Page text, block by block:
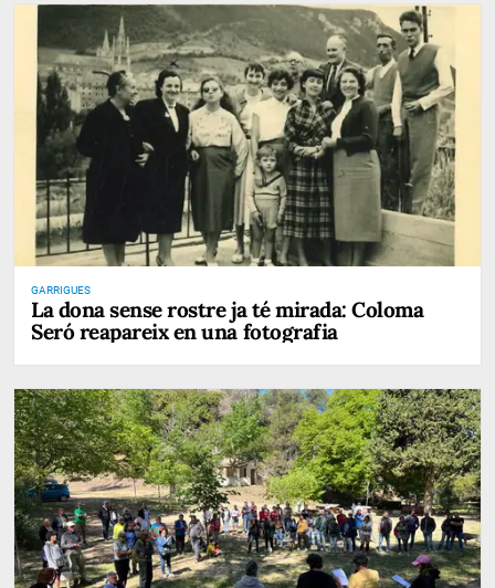
GARRIGUES
La dona sense rostre ja té mirada: Coloma
Seró reapareix en una fotografia